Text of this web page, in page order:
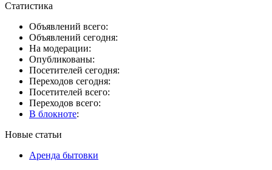
Статистика
Объявлений всего:
Объявлений сегодня:
На модерации:
Опубликованы:
Посетителей сегодня:
Переходов сегодня:
Посетителей всего:
Переходов всего:
В блокноте:
Новые статьи
Аренда бытовки